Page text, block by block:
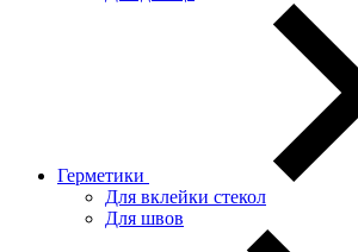
Герметики
Для вклейки стекол
Для швов